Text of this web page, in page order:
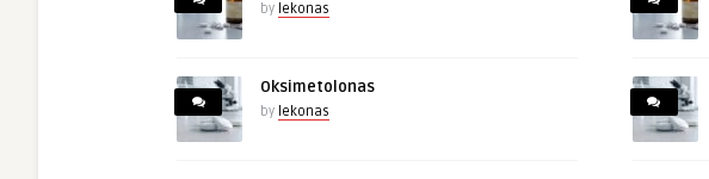
by lekonas
Oksimetolonas
by lekonas